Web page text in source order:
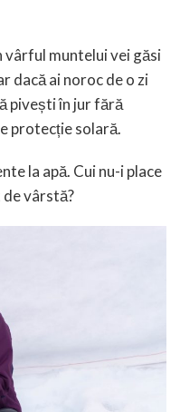
vârful muntelui vei găsi
dacă ai noroc de o zi
pivești în jur fără
protecție solară.
la apă. Cui nu-i place
de vârstă?